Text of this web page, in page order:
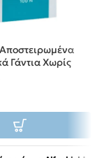
Γάντια Χωρίς